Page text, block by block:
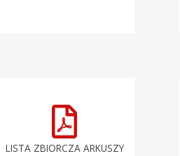
LISTA ZBIORCZA ARKUSZY